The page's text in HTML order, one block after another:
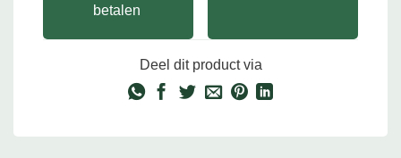
betalen
Deel dit product via